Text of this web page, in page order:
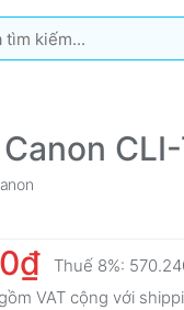
Kết quả sẽ tự
Thuế 8%:
VAT cộng với